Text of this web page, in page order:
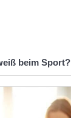
beim Sport?